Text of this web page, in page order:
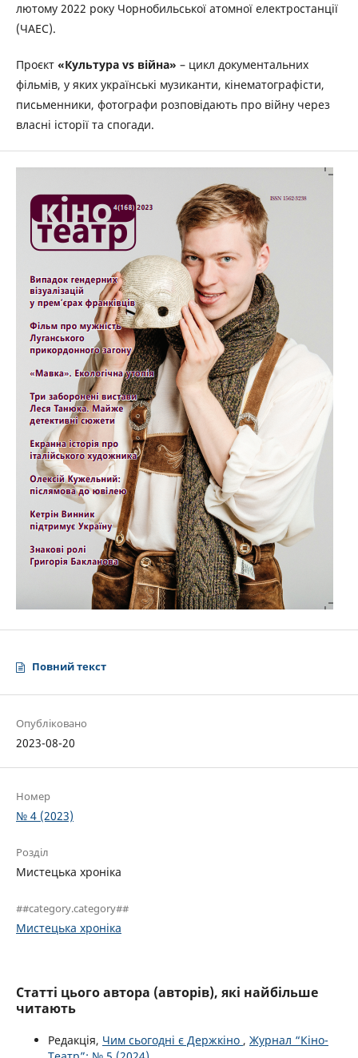
лютому 2022 року Чорнобильської атомної електростанції
(ЧАЕС).
Проєкт «Культура vs війна» – цикл документальних
фільмів, у яких українські музиканти, кінематографісти,
письменники, фотографи розповідають про війну через
власні історії та спогади.
Повний текст
Опубліковано
2023-08-20
Номер
№ 4 (2023)
Розділ
Мистецька хроніка
##category.category##
Мистецька хроніка
Статті цього автора (авторів), які найбільше
читають
Редакція, Чим сьогодні є Держкіно , Журнал “Кіно-